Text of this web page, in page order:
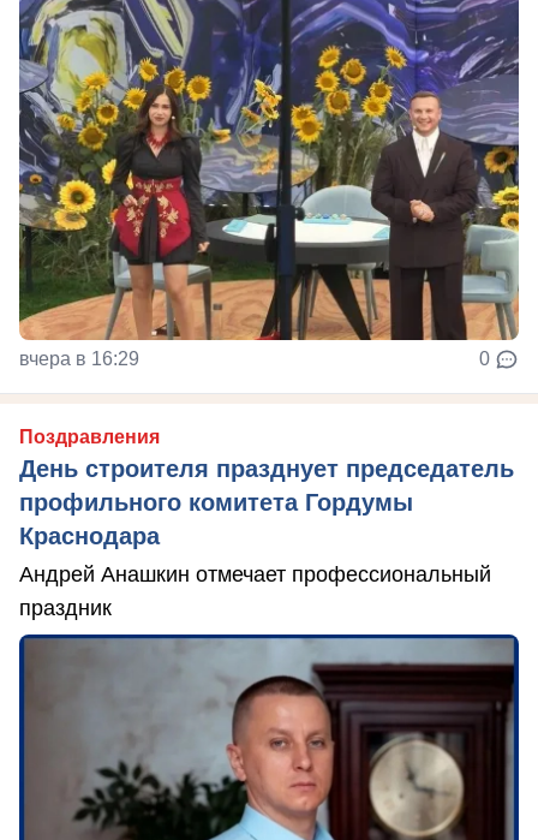
вчера в 16:29 0
Поздравления
День строителя празднует председатель
профильного комитета Гордумы
Краснодара
Андрей Анашкин отмечает профессиональный
праздник